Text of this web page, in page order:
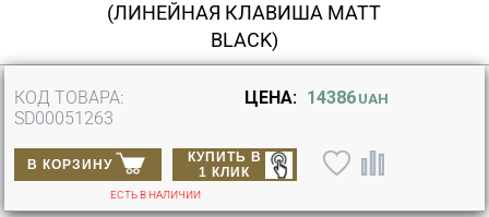
(ЛИНЕЙНАЯ КЛАВИША MATT
BLACK)
КОД ТОВАРА:
SD00051263
ЦЕНА: 14386 UAH
В КОРЗИНУ
КУПИТЬ В
1 КЛИК
ЕСТЬ В НАЛИЧИИ